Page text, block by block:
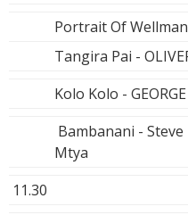
Portrait Of Wellman
Tangira Pai -
Kolo Kolo -
Bambanani -
Mtya
11.30